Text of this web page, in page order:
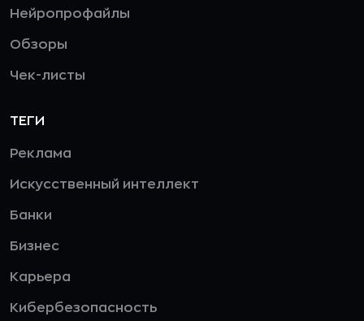
Нейропрофайлы
Обзоры
Чек-листы
ТЕГИ
Реклама
Искусственный интеллект
Банки
Бизнес
Карьера
Кибербезопасность